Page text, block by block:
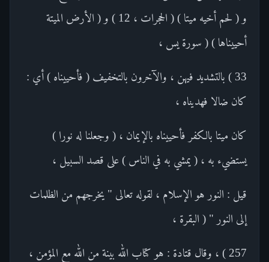
و ( لحم أخيه ميتا ) ( الحجرات ، 12 ) و ( الأرض الميتة
أحييناها ) ( سورة يس ،
33 ) بالتشديد فيهن ، والآخرون بالتخفيف ( فأحييناه ) أي :
كان ضالا فهديناه ،
كان ميتا بالكفر فأحييناه بالإيمان ، ( وجعلنا له نورا )
يستضيء به ، ( يمشي به في الناس ) على قصد السبيل ،
قيل : النور هو الإسلام ، لقوله تعالى " يخرجهم من الظلمات
إلى النور " ( البقرة ،
257 ) ، وقال قتادة : هو كتاب الله بينة من الله مع المؤمن ،